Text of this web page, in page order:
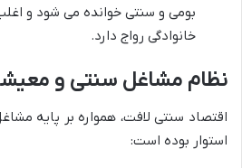
بومی و سنتی خوانده می شود و
خانوادگی رواج دارد.
نظام مشاغل سنتی و
اقتصاد سنتی لافت، همواره بر پایه
استوار بوده است: